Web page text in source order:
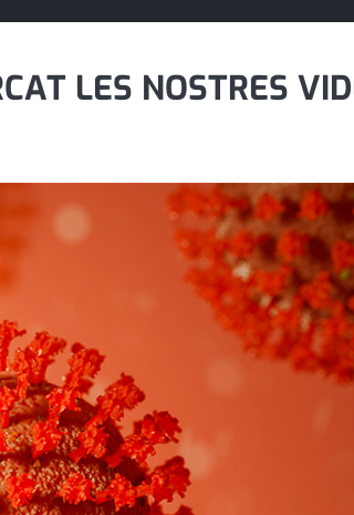
LES NOSTRES